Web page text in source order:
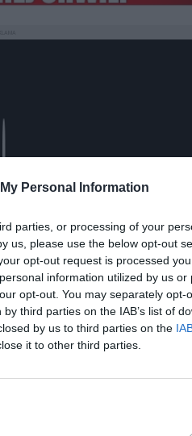
Personal Information
parties, or processing of your
us, please use the below opt-out
opt-out request is processed
information utilized by us or
opt-out. You may separately opt-
third parties on the IAB’s list of
by us to third parties on the
it to other third parties.
Play